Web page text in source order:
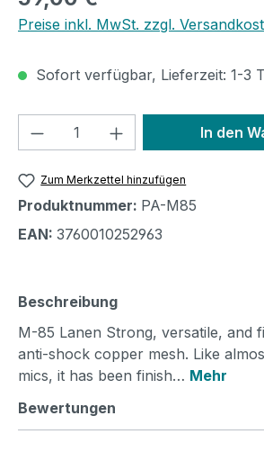
Preise inkl. MwSt. zzgl.
Sofort verfügbar, Lieferzeit: 1-3
Produkt Anzahl: GibIn den
Zum Merkzettel hinzufügen
Produktnummer: PA-M85
EAN: 3760010252963
Beschreibung
M-85 Lanen Strong, versatile, and
anti-shock copper mesh. Like
mics, it has been finish… Mehr
Bewertungen